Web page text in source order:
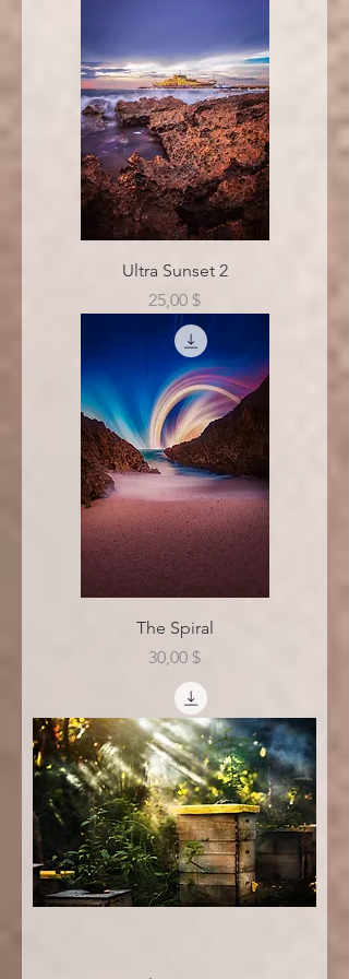
Ultra Sunset 2
Цена
25,00 $
The Spiral
Цена
30,00 $